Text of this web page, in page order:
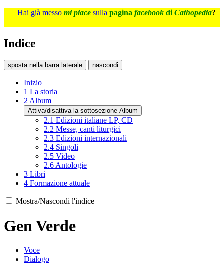
Hai già messo mi piace sulla pagina facebook di Cathopedia?
Indice
sposta nella barra laterale nascondi
Inizio
1 La storia
2Album
Attiva/disattiva la sottosezione Album
2.1 Edizioni italiane LP, CD
2.2 Messe, canti liturgici
2.3 Edizioni internazionali
2.4 Singoli
2.5 Video
2.6Antologie
3 Libri
4 Formazione attuale
Mostra/Nascondi l'indice
Gen Verde
Voce
Dialogo